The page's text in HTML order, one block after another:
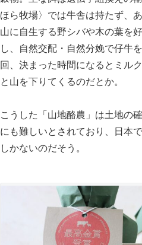
ほら牧場〉では牛舎は持たず、
山に自生する野シバや木の葉を
し、自然交配・自然分娩で仔牛
回、決まった時間になるとミル
と山を下りてくるのだとか。
こうした「山地酪農」は土地の
にも難しいとされており、日本
しかないのだそう。